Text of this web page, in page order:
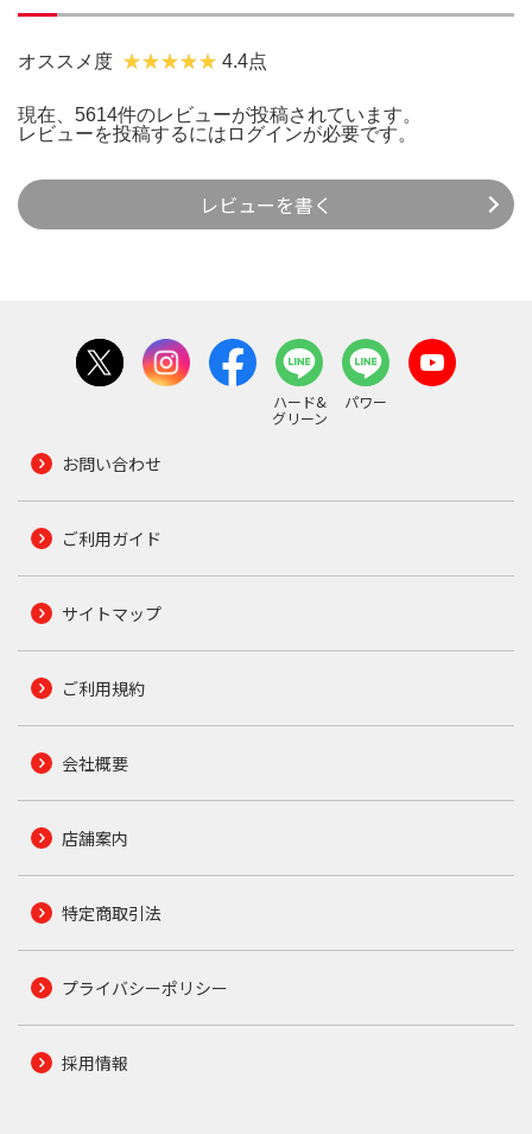
オススメ度 4.4点
現在、5614件のレビューが投稿されています。
レビューを投稿するには ログインが必要です。
レビューを書く
ハード&
グリーン
パワー
お問い合わせ
ご利用ガイド
サイトマップ
ご利用規約
会社概要
店舗案内
特定商取引法
プライバシーポリシー
採用情報